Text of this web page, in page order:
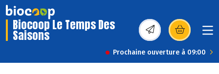
Biocoop Le Temps Des
Saisons (s’ouvre dans une
Prochaine ouverture à 09:00